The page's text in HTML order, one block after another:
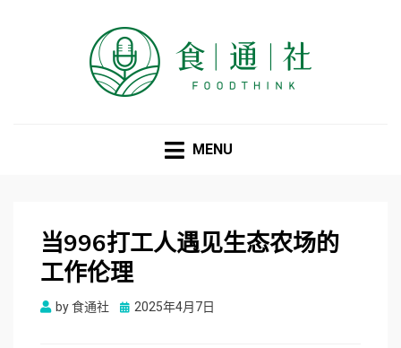
MENU
当996打工人遇见生态农场的
工作伦理
by食通社
Posted
2025年4月7日